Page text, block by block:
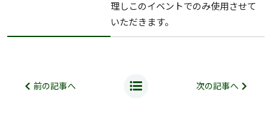
理しこのイベントでのみ使用させて
いただきます。
前の記事へ 次の記事へ